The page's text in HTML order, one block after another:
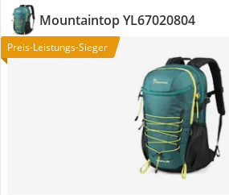
Mountaintop YL67020804
Preis-Leistungs-Sieger